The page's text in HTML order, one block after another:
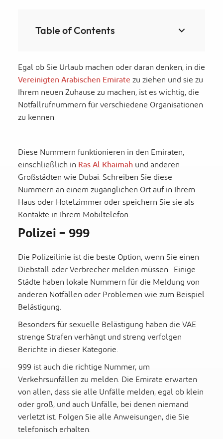
Table of Contents
Egal ob Sie Urlaub machen oder daran denken, in die
Vereinigten Arabischen Emiratezu ziehen und sie zu
Ihrem neuen Zuhause zu machen, ist es wichtig, die
Notfallrufnummern für verschiedene Organisationen
zu kennen.
Diese Nummern funktionieren in den Emiraten,
einschließlich inRas Al Khaimahund anderen
Großstädten wie Dubai. Schreiben Sie diese
Nummern an einem zugänglichen Ort auf in Ihrem
Haus oder Hotelzimmer oder speichern Sie sie als
Kontakte in Ihrem Mobiltelefon.
Polizei – 999
Die Polizeilinie ist die beste Option, wenn Sie einen
Diebstall oder Verbrecher melden müssen. Einige
Städte haben lokale Nummern für die Meldung von
anderen Notfällen oder Problemen wie zum Beispiel
Belästigung.
Besonders für sexuelle Belästigung haben die VAE
strenge Strafen verhängt und streng verfolgen
Berichte in dieser Kategorie.
999 ist auch die richtige Nummer, um
Verkehrsunfällen zu melden. Die Emirate erwarten
von allen, dass sie alle Unfälle melden, egal ob klein
oder groß, und auch Unfälle, bei denen niemand
verletzt ist. Folgen Sie alle Anweisungen, die Sie
telefonisch erhalten.